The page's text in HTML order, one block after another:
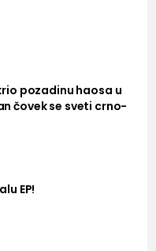
pozadinu haosa u
čovek se sveti crno-
EP!